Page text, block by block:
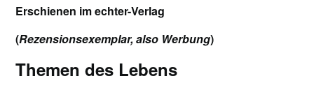
Erschienen im echter-Verlag
(Rezensionsexemplar, also Werbung)
Themen des Lebens